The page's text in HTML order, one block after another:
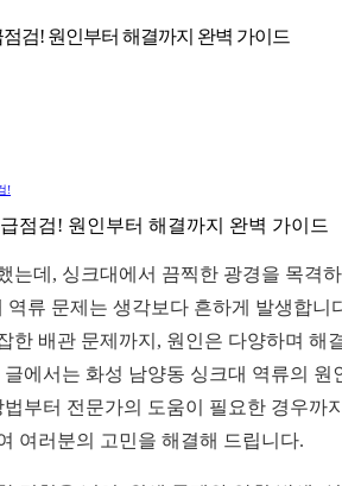
검! 원인부터 해결까지 완벽 가이드
!
점검! 원인부터 해결까지 완벽 가이드
는데, 싱크대에서 끔찍한 광경을 목격
역류 문제는 생각보다 흔하게 발생합니
한 배관 문제까지, 원인은 다양하며 해
에서는 화성 남양동 싱크대 역류의 원
부터 전문가의 도움이 필요한 경우까
여러분의 고민을 해결해 드립니다.